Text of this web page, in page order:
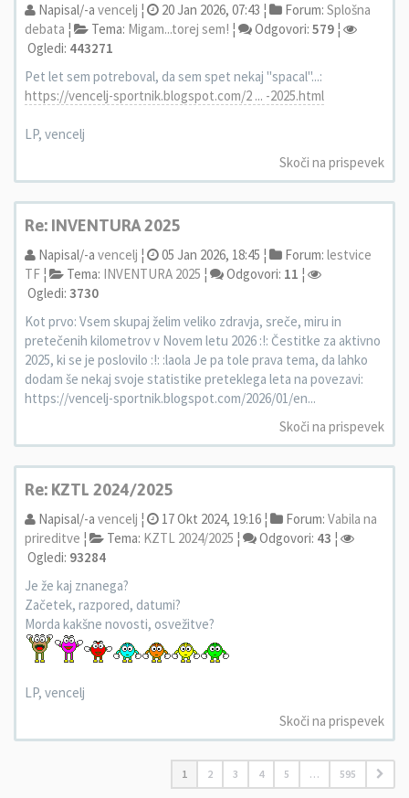
Napisal/-a vencelj ¦ 20 Jan 2026, 07:43 ¦ Forum: Splošna
debata ¦ Tema: Migam...torej sem! ¦ Odgovori: 579 ¦
Ogledi: 443271
Pet let sem potreboval, da sem spet nekaj "spacal"...:
https://vencelj-sportnik.blogspot.com/2 ... -2025.html
LP, vencelj
Skoči na prispevek
Re: INVENTURA 2025
Napisal/-a vencelj ¦ 05 Jan 2026, 18:45 ¦ Forum: lestvice
TF ¦ Tema: INVENTURA 2025 ¦ Odgovori: 11 ¦
Ogledi: 3730
Kot prvo: Vsem skupaj želim veliko zdravja, sreče, miru in
pretečenih kilometrov v Novem letu 2026 :!: Čestitke za aktivno
2025, ki se je poslovilo :!: :laola Je pa tole prava tema, da lahko
dodam še nekaj svoje statistike preteklega leta na povezavi:
https://vencelj-sportnik.blogspot.com/2026/01/en...
Skoči na prispevek
Re: KZTL 2024/2025
Napisal/-a vencelj ¦ 17 Okt 2024, 19:16 ¦ Forum: Vabila na
prireditve ¦ Tema: KZTL 2024/2025 ¦ Odgovori: 43 ¦
Ogledi: 93284
Je že kaj znanega?
Začetek, razpored, datumi?
Morda kakšne novosti, osvežitve?
LP, vencelj
Skoči na prispevek
1 2 3 4 5 … 595